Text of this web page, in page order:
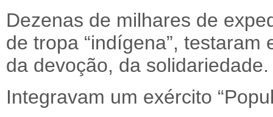
Dezenas de milhares de
de tropa “indígena”,
da devoção, da solidariedade.
Integravam um exército